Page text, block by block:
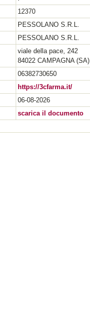
12370
PESSOLANO S.R.L.
PESSOLANO S.R.L.
viale della pace, 242
84022 CAMPAGNA (SA)
06382730650
https://3cfarma.it/
06-08-2026
scarica il documento